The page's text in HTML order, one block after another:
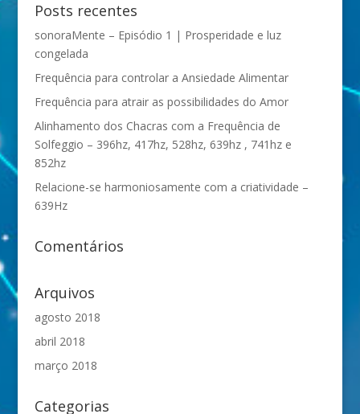
Posts recentes
sonoraMente – Episódio 1 | Prosperidade e luz
congelada
Frequência para controlar a Ansiedade Alimentar
Frequência para atrair as possibilidades do Amor
Alinhamento dos Chacras com a Frequência de
Solfeggio – 396hz, 417hz, 528hz, 639hz , 741hz e
852hz
Relacione-se harmoniosamente com a criatividade –
639Hz
Comentários
Arquivos
agosto 2018
abril 2018
março 2018
Categorias